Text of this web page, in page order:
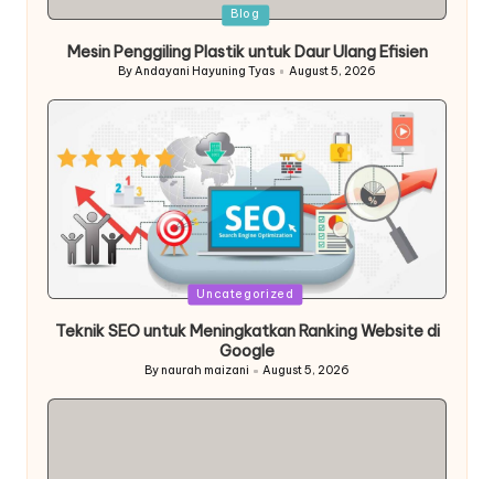
Posted
Blog
Mesin Penggiling Plastik untuk Daur Ulang Efisien
Posted
ByAndayani Hayuning Tyas August 5, 2026
Posted
Uncategorized
Teknik SEO untuk Meningkatkan Ranking Website di
Google
Posted
By naurah maizani August 5, 2026